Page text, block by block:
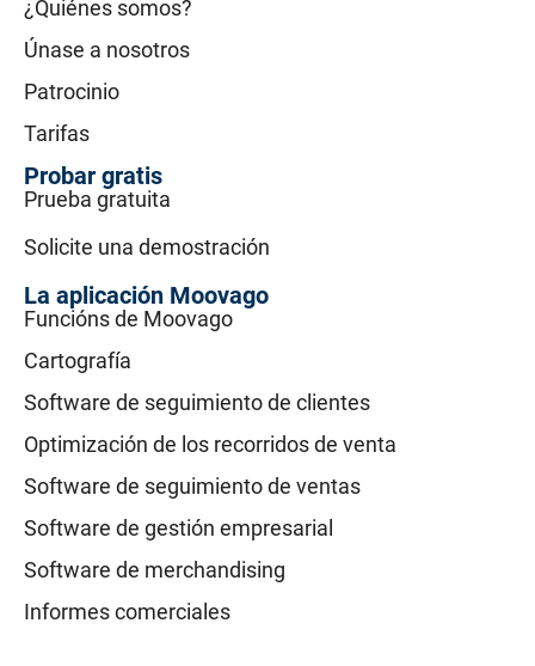
¿Quiénes somos?
Únase a nosotros
Patrocinio
Tarifas
Probar gratis
Prueba gratuita
Solicite una demostración
La aplicación Moovago
Funcións de Moovago
Cartografía
Software de seguimiento de clientes
Optimización de los recorridos de venta
Software de seguimiento de ventas
Software de gestión empresarial
Software de merchandising
Informes comerciales